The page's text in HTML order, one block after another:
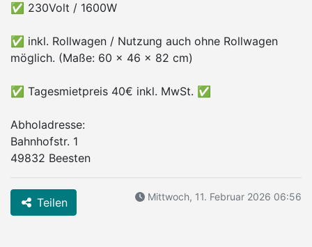
✅ 230Volt / 1600W
✅ inkl. Rollwagen / Nutzung auch ohne Rollwagen
möglich. (Maße: 60 x 46 x 82 cm)
✅ Tagesmietpreis 40€ inkl. MwSt. ✅
Abholadresse:
Bahnhofstr. 1
49832 Beesten
Teilen Mittwoch, 11. Februar 2026 06:56